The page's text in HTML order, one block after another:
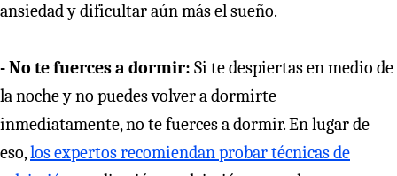
ansiedad y dificultar aún más el sueño.
- No te fuerces a dormir: Si te despiertas en medio de
la noche y no puedes volver a dormirte
inmediatamente, no te fuerces a dormir. En lugar de
eso,los expertos recomiendan probar técnicas de